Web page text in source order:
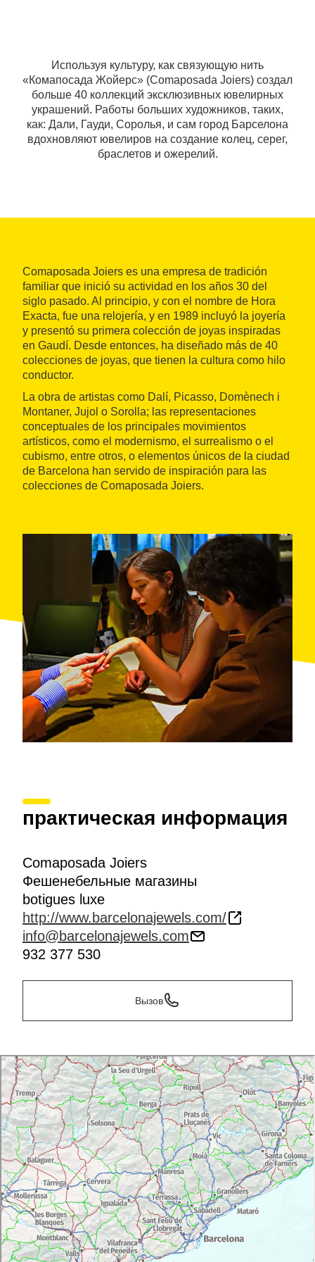
Используя культуру, как связующую нить
«Комапосада Жойерс» (Comaposada Joiers) создал
больше 40 коллекций эксклюзивных ювелирных
украшений. Работы больших художников, таких,
как: Дали, Гауди, Соролья, и сам город Барселона
вдохновляют ювелиров на создание колец, серег,
браслетов и ожерелий.
Comaposada Joiers es una empresa de tradición
familiar que inició su actividad en los años 30 del
siglo pasado. Al principio, y con el nombre de Hora
Exacta, fue una relojería, y en 1989 incluyó la joyería
y presentó su primera colección de joyas inspiradas
en Gaudí. Desde entonces, ha diseñado más de 40
colecciones de joyas, que tienen la cultura como hilo
conductor.
La obra de artistas como Dalí, Picasso, Domènech i
Montaner, Jujol o Sorolla; las representaciones
conceptuales de los principales movimientos
artísticos, como el modernismo, el surrealismo o el
cubismo, entre otros, o elementos únicos de la ciudad
de Barcelona han servido de inspiración para las
colecciones de Comaposada Joiers.
практическая информация
Comaposada Joiers
Фешенебельные магазины
botigues luxe
http://www.barcelonajewels.com/
info@barcelonajewels.com
932 377 530
Вызов